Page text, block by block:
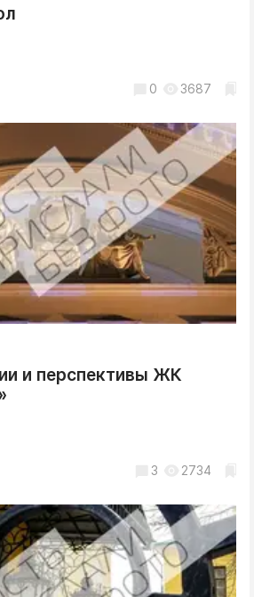
0 3687
и перспективы ЖК
3 2734